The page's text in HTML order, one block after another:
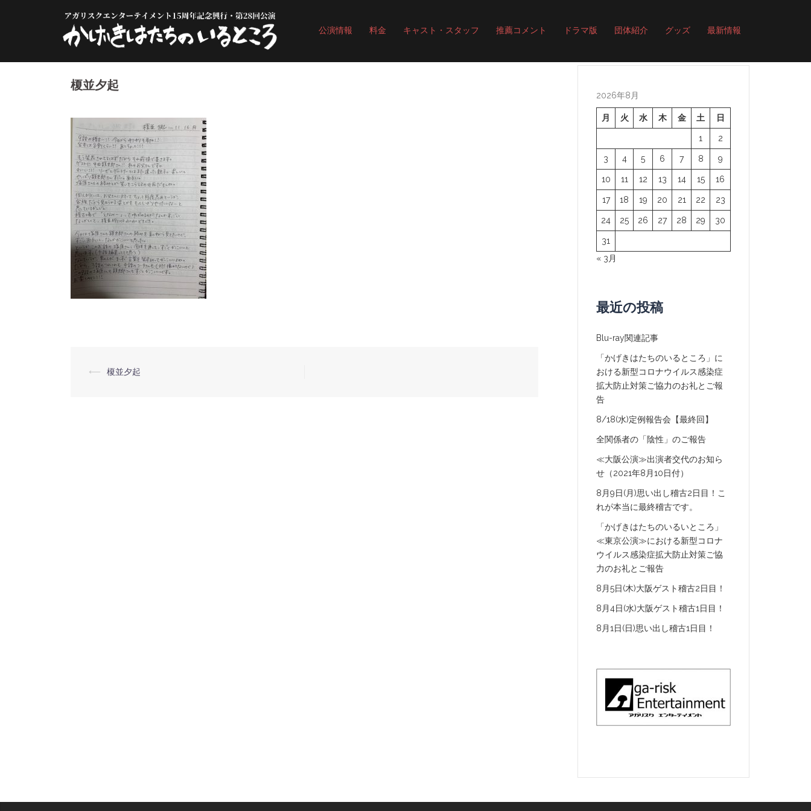
ツ
公演情報 料金 キャスト・スタッフ 推薦コメント ドラマ版 団体紹介 グッズ 最新情報
榎並夕起
投
⟵ 榎並夕起
2026年8月
月 火 水 木 金 土 日
1 2
3 4 5 6 7 8 9
10 11 12 13 14 15 16
17 18 19 20 21 22 23
24 25 26 27 28 29 30
31
« 3月
最近の投稿
Blu-ray関連記事
「かげきはたちのいるところ」に
おける新型コロナウイルス感染症
拡大防止対策ご協力のお礼とご報
告
8/18(水)定例報告会【最終回】
全関係者の「陰性」のご報告
≪大阪公演≫出演者交代のお知ら
せ（2021年8月10日付）
8月9日(月)思い出し稽古2日目！こ
れが本当に最終稽古です。
「かげきはたちのいるいところ」
≪東京公演≫における新型コロナ
ウイルス感染症拡大防止対策ご協
力のお礼とご報告
8月5日(木)大阪ゲスト稽古2日目！
8月4日(水)大阪ゲスト稽古1日目！
8月1日(日)思い出し稽古1日目！